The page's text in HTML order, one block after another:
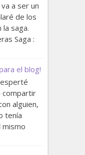
a ser un
de los
saga.
Saga :
el blog!
compartir
alguien,
tenía
mismo